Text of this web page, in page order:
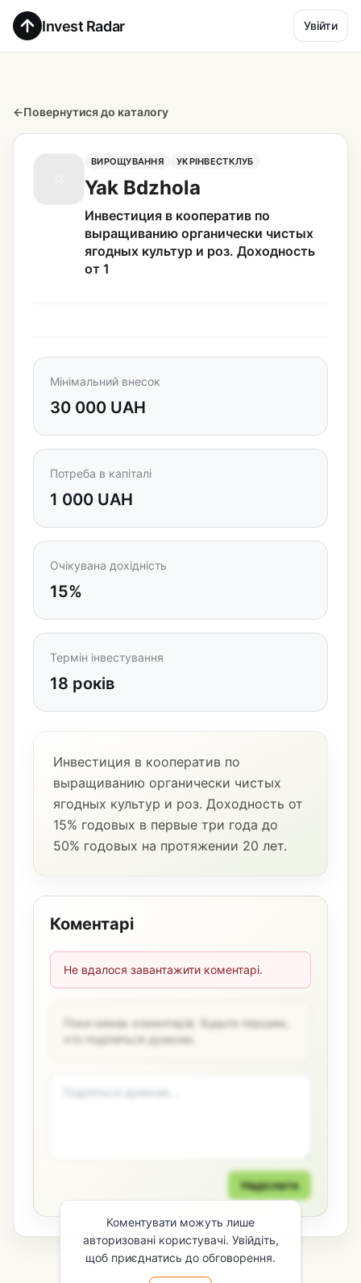
Invest Radar Увійти
←Повернутися до каталогу
ВИРОЩУВАННЯ УКРІНВЕСТКЛУБ
Yak Bdzhola
Инвестиция в кооператив по
выращиванию органически чистых
ягодных культур и роз. Доходность
от 1
Мінімальний внесок
30 000 UAH
Потреба в капіталі
1 000 UAH
Очікувана дохідність
15%
Термін інвестування
18 років
Инвестиция в кооператив по
выращиванию органически чистых
ягодных культур и роз. Доходность от
15% годовых в первые три года до
50% годовых на протяжении 20 лет.
Коментарі
Не вдалося завантажити коментарі.
Поки немає коментарів. Будьте першим,
хто поділиться думкою.
Надіслати
Коментувати можуть лише
авторизовані користувачі. Увійдіть,
щоб приєднатись до обговорення.